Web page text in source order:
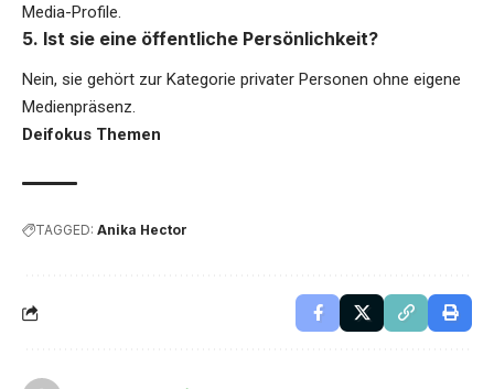
Media-Profile.
5. Ist sie eine öffentliche Persönlichkeit?
Nein, sie gehört zur Kategorie privater Personen ohne eigene
Medienpräsenz.
Deifokus Themen
TAGGED: Anika Hector